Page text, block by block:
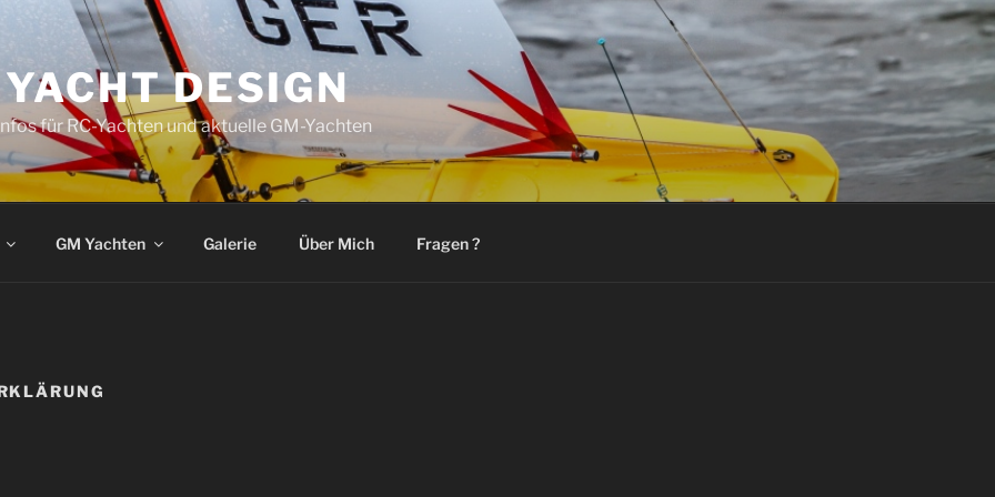
DESIGN
für RC-Yachten und aktuelle GM-Yachten
GM Yachten Galerie Über Mich Fragen ?